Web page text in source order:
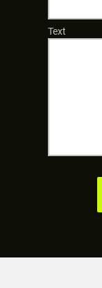
Text